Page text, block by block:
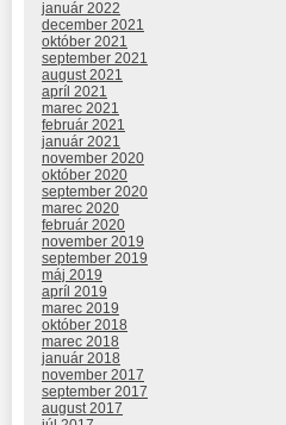
január 2022
december 2021
október 2021
september 2021
august 2021
apríl 2021
marec 2021
február 2021
január 2021
november 2020
október 2020
september 2020
marec 2020
február 2020
november 2019
september 2019
máj 2019
apríl 2019
marec 2019
október 2018
marec 2018
január 2018
november 2017
september 2017
august 2017